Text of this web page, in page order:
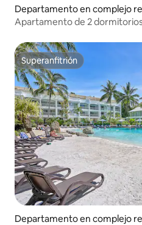
Departamento en complejo
airns North
Apartamento de 2
Superanfitrión
Superanfitrión
Departamento en complejo